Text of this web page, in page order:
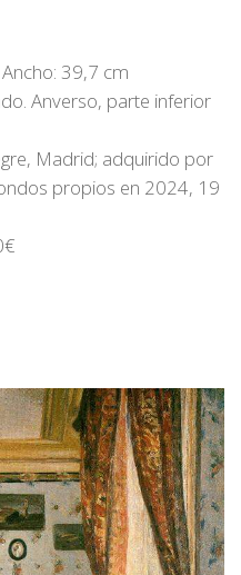
39,7 cm
Anverso, parte inferior
Madrid; adquirido por
propios en 2024, 19